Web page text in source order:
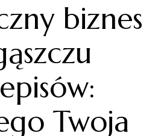
biznes
Twoja